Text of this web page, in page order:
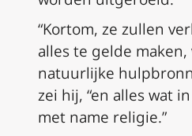
“Kortom, ze zullen
alles te gelde maken,
natuurlijke
zei hij, “en alles wat
met name religie.”